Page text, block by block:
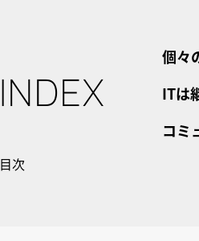
INDEX
目次
個々
ITは
コミ